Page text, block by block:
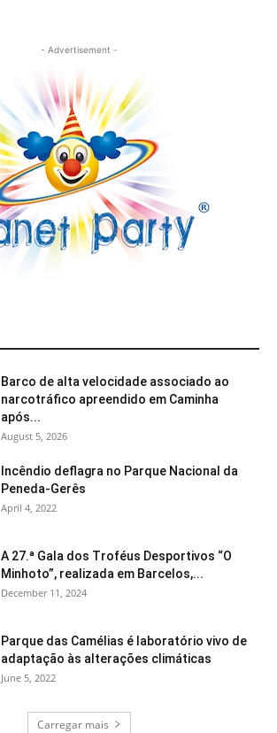
- Advertisement -
Barco de alta velocidade associado ao
narcotráfico apreendido em Caminha
após...
August 5, 2026
Incêndio deflagra no Parque Nacional da
Peneda-Gerês
April 4, 2022
A 27.ª Gala dos Troféus Desportivos “O
Minhoto”, realizada em Barcelos,...
December 11, 2024
Parque das Camélias é laboratório vivo de
adaptação às alterações climáticas
June 5, 2022
Carregar mais